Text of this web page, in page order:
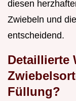
diesen
Zwiebeln und
entscheidend.
Detaillierte
Füllung?